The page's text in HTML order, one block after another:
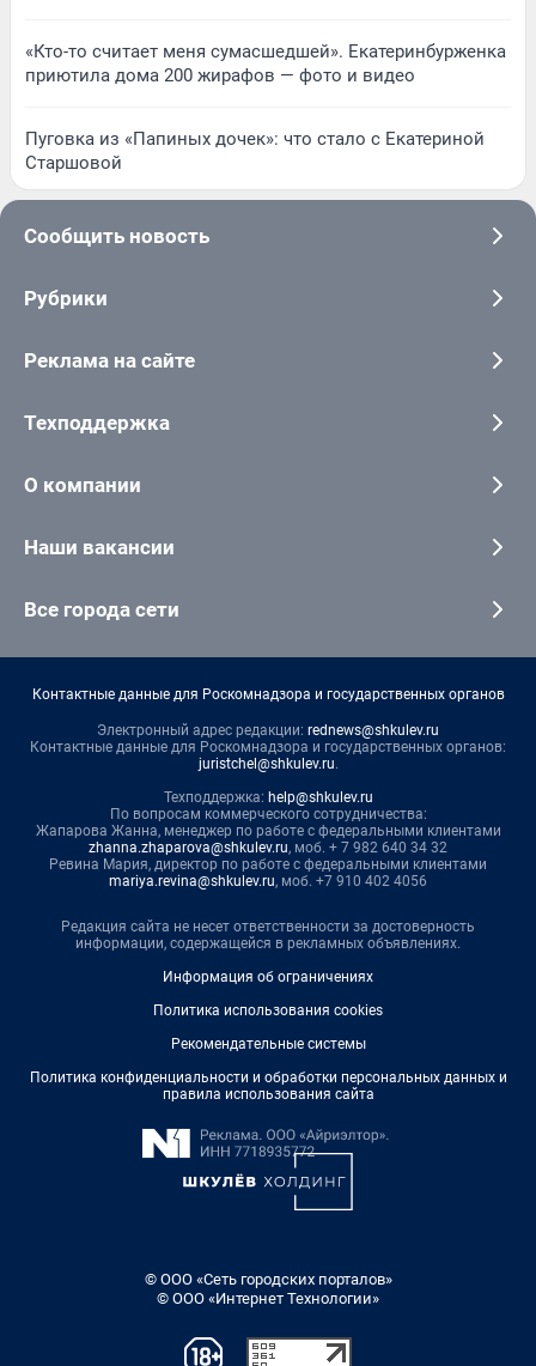
«Кто-то считает меня сумасшедшей». Екатеринбурженка
приютила дома 200 жирафов — фото и видео
Пуговка из «Папиных дочек»: что стало с Екатериной
Старшовой
Сообщить новость
Рубрики
Реклама на сайте
Техподдержка
О компании
Наши вакансии
Все города сети
Контактные данные для Роскомнадзора и государственных органов
Электронный адрес редакции: rednews@shkulev.ru
Контактные данные для Роскомнадзора и государственных органов:
juristchel@shkulev.ru.
Техподдержка: help@shkulev.ru
По вопросам коммерческого сотрудничества:
Жапарова Жанна, менеджер по работе с федеральными клиентами
zhanna.zhaparova@shkulev.ru, моб. + 7 982 640 34 32
Ревина Мария, директор по работе с федеральными клиентами
mariya.revina@shkulev.ru, моб. +7 910 402 4056
Редакция сайта не несет ответственности за достоверность
информации, содержащейся в рекламных объявлениях.
Информация об ограничениях
Политика использования cookies
Рекомендательные системы
Политика конфиденциальности и обработки персональных данных и
правила использования сайта
© ООО «Сеть городских порталов»
© ООО «Интернет Технологии»